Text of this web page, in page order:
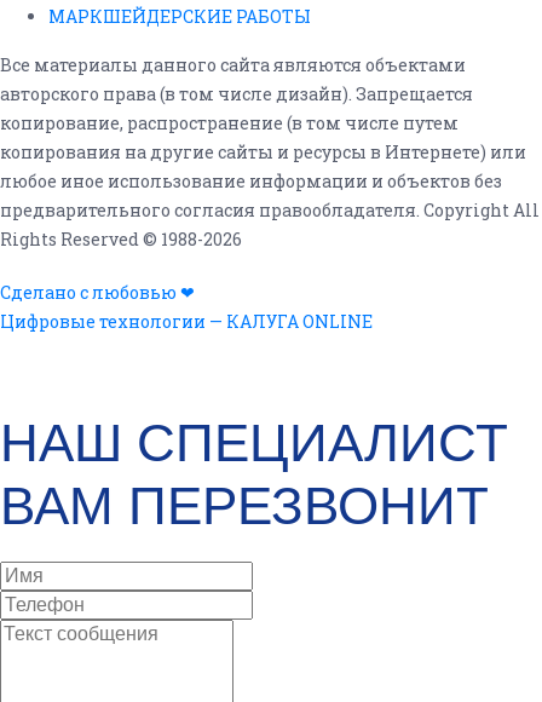
МАРКШЕЙДЕРСКИЕ РАБОТЫ
Все материалы данного сайта являются объектами
авторского права (в том числе дизайн). Запрещается
копирование, распространение (в том числе путем
копирования на другие сайты и ресурсы в Интернете) или
любое иное использование информации и объектов без
предварительного согласия правообладателя. Copyright All
Rights Reserved © 1988-2026
Сделано с любовью ❤
Цифровые технологии — КАЛУГА ONLINE
НАШ СПЕЦИАЛИСТ
ВАМ ПЕРЕЗВОНИТ